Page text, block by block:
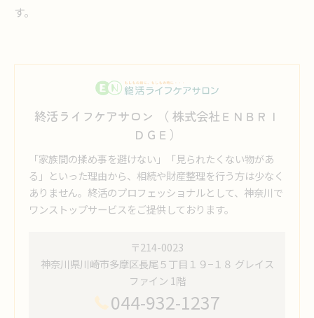
す。
終活ライフケアサロン （ 株式会社ＥＮＢＲＩ
ＤＧＥ）
「家族間の揉め事を避けない」「見られたくない物があ
る」といった理由から、相続や財産整理を行う方は少なく
ありません。終活のプロフェッショナルとして、神奈川で
ワンストップサービスをご提供しております。
〒214-0023
神奈川県川崎市多摩区長尾５丁目１９−１８ グレイス
ファイン 1階
044-932-1237